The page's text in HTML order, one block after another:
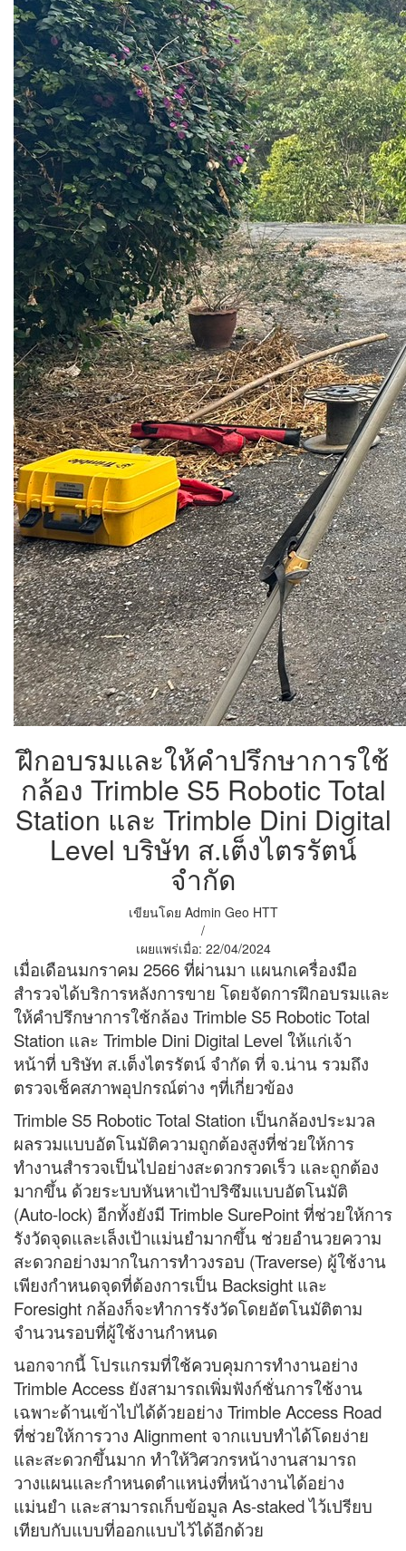
ฝึกอบรมและให้คำปรึกษาการใช้
กล้อง Trimble S5 Robotic Total
Station และ Trimble Dini Digital
Level บริษัท ส.เต็งไตรรัตน์
จำกัด
เขียนโดย Admin Geo HTT
/
เผยแพร่เมื่อ: 22/04/2024
เมื่อเดือนมกราคม 2566 ที่ผ่านมา แผนกเครื่องมือ
สำรวจได้บริการหลังการขาย โดยจัดการฝึกอบรมและ
ให้คำปรึกษาการใช้กล้อง Trimble S5 Robotic Total
Station และ Trimble Dini Digital Level ให้แก่เจ้า
หน้าที่ บริษัท ส.เต็งไตรรัตน์ จำกัด ที่ จ.น่าน รวมถึง
ตรวจเช็คสภาพอุปกรณ์ต่าง ๆที่เกี่ยวข้อง
Trimble S5 Robotic Total Station เป็นกล้องประมวล
ผลรวมแบบอัตโนมัติความถูกต้องสูงที่ช่วยให้การ
ทำงานสำรวจเป็นไปอย่างสะดวกรวดเร็ว และถูกต้อง
มากขึ้น ด้วยระบบหันหาเป้าปริซึมแบบอัตโนมัติ
(Auto-lock) อีกทั้งยังมี Trimble SurePoint ที่ช่วยให้การ
รังวัดจุดและเล็งเป้าแม่นยำมากขึ้น ช่วยอำนวยความ
สะดวกอย่างมากในการทำวงรอบ (Traverse) ผู้ใช้งาน
เพียงกำหนดจุดที่ต้องการเป็น Backsight และ
Foresight กล้องก็จะทำการรังวัดโดยอัตโนมัติตาม
จำนวนรอบที่ผู้ใช้งานกำหนด
นอกจากนี้ โปรแกรมที่ใช้ควบคุมการทำงานอย่าง
Trimble Access ยังสามารถเพิ่มฟังก์ชั่นการใช้งาน
เฉพาะด้านเข้าไปได้ด้วยอย่าง Trimble Access Road
ที่ช่วยให้การวาง Alignment จากแบบทำได้โดยง่าย
และสะดวกขึ้นมาก ทำให้วิศวกรหน้างานสามารถ
วางแผนและกำหนดตำแหน่งที่หน้างานได้อย่าง
แม่นยำ และสามารถเก็บข้อมูล As-stakedไว้เปรียบ
เทียบกับแบบที่ออกแบบไว้ได้อีกด้วย